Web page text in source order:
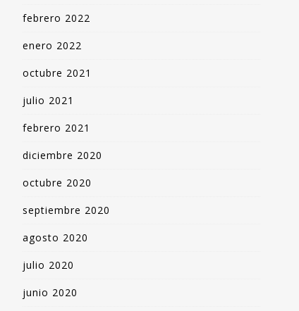
febrero 2022
enero 2022
octubre 2021
julio 2021
febrero 2021
diciembre 2020
octubre 2020
septiembre 2020
agosto 2020
julio 2020
junio 2020